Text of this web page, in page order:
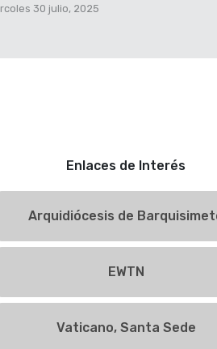
30 julio, 2025
Enlaces de Interés
Arquidiócesis de
EWTN
Vaticano, Santa Sede